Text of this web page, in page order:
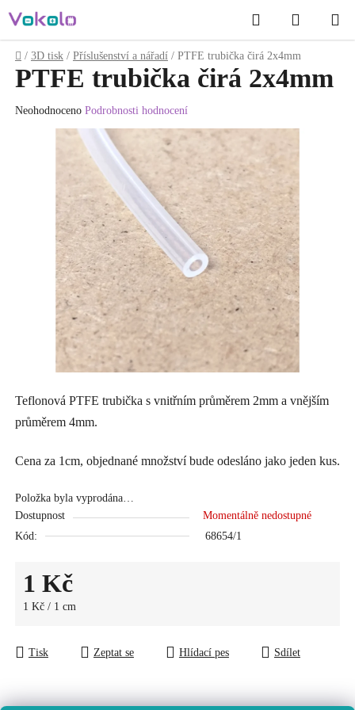
na
obsah
Hledat
KOŠÍK
Domů
/ 3D tisk / Příslušenství a nářadí / PTFE trubička čirá 2x4mm
Teflonová PTFE trubička s vnitřním průměrem 2mm a vnějším
průměrem 4mm.
Cena za 1cm, objednané množství bude odesláno jako jeden kus.
Položka byla vyprodána…
Dostupnost
Momentálně nedostupné
Kód:
68654/1
1 Kč
Měrná cena:
1 Kč / 1 cm
Tisk Zeptat se Hlídací pes Sdílet
PTFE trubička čirá 2x4mm
Průměrné
hodnocení
hvězdiček.
Neohodnoceno Podrobnosti hodnocení